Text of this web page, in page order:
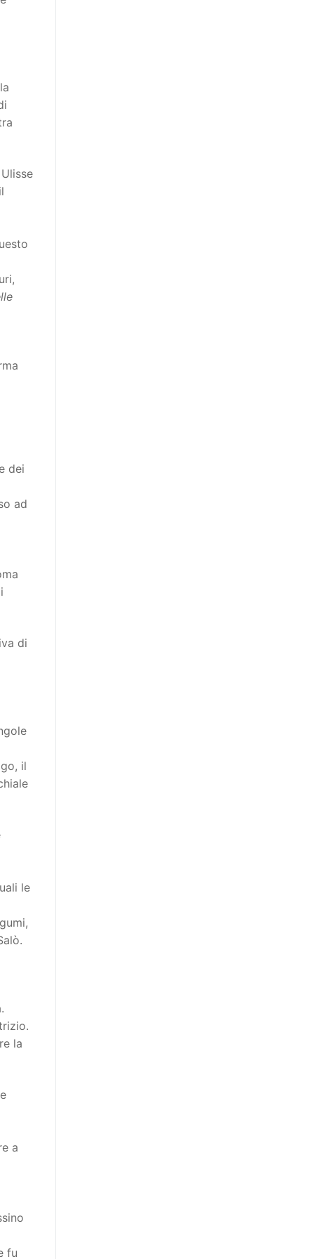
dei
ad
di
il
le
la
a
fu